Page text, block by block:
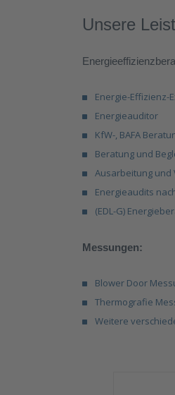
Unsere
Energie-Effizienz-
Energieauditor
KfW-, BAFA
Beratung und
Ausarbeitung und
Energieaudits
(EDL-G)
Messungen:
Blower Door
Thermografie
Weitere